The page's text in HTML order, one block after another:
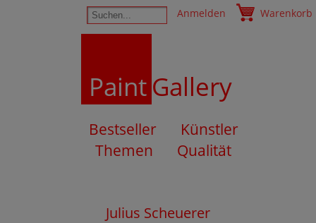
Anmelden Warenkorb
PaintGallery
Bestseller
Künstler
Themen
Qualität
Julius Scheuerer